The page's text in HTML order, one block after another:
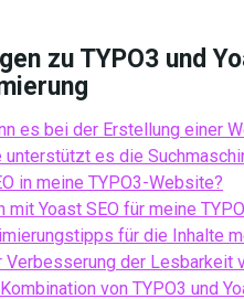
zu TYPO3 und
es bei der Erstellung einer
unterstützt es die
in meine TYPO3-Website?
mit Yoast SEO für meine
für die Inhalte
Verbesserung der Lesbarkeit
von TYPO3 und